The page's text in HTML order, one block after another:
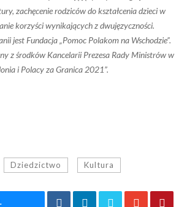
zachęcenie rodziców do kształcenia dzieci w
korzyści wynikających z dwujęzyczności.
jest Fundacja „Pomoc Polakom na Wschodzie”.
z środków Kancelarii Prezesa Rady Ministrów w
i Polacy za Granica 2021”.
Dziedzictwo Kultura